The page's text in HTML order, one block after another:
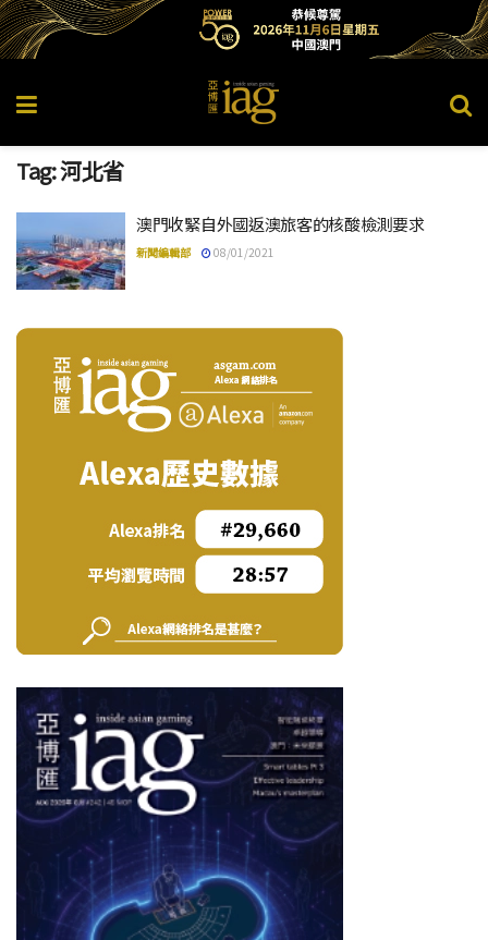
Tag:河北省
澳門收緊自外國返澳旅客的核酸檢測要求
新聞編輯部 08/01/2021